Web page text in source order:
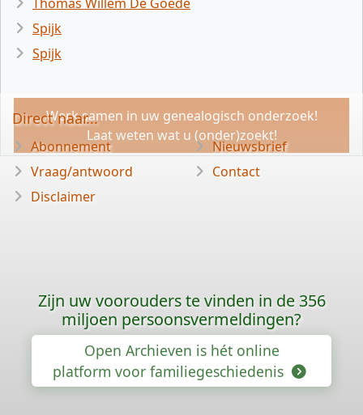
Spijk
Spijk
Werk samen in uw genealogisch onderzoek!
Laat weten wat u (onder)zoekt!
Direct naar...
Abonnement
Vraag/antwoord
Disclaimer
Nieuwsbrief
Contact
Zijn uw voorouders te vinden in de 356
miljoen persoonsvermeldingen?
Open Archieven is hét online
platform voor familiegeschiedenis